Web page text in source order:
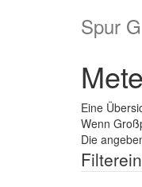
Spur G
Eine
Wenn
Die